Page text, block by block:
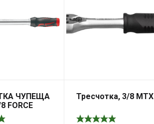
ЧУПЕЩА
FORCE
Тресчотка, 3/8 MTX